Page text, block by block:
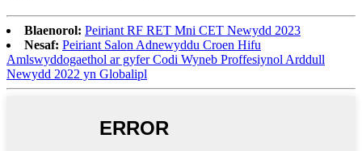
Blaenorol: Peiriant RF RET Mni CET Newydd 2023
Nesaf: Peiriant Salon Adnewyddu Croen Hifu
Amlswyddogaethol ar gyfer Codi Wyneb Proffesiynol Arddull
Newydd 2022 yn Globalipl